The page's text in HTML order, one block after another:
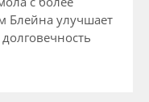
Блейна улучшает